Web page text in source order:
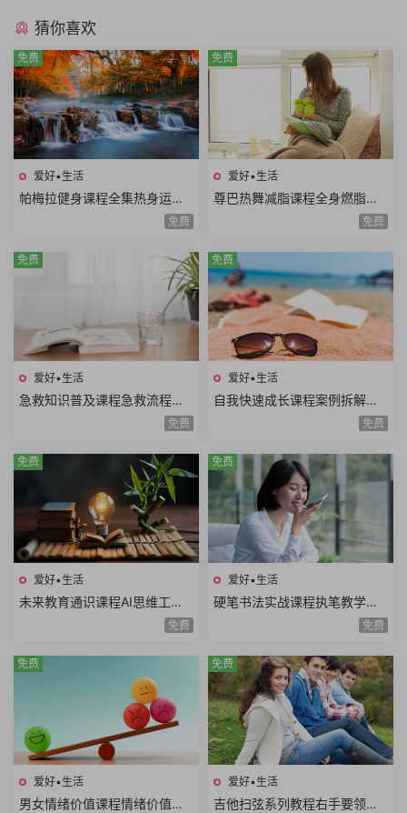
猜你喜欢
爱好•生活
帕梅拉健身课程全集热身运动
全身训练腹部训练臀腿训练舞
免费
免费
爱好•生活
尊巴热舞减脂课程全身燃脂美
胸塑型缩腰平腹提臀塑腿Zumb
免费
免费
爱好•生活
急救知识普及课程急救流程心
肺复苏哮喘发作止血包扎急性
免费
免费
爱好•生活
自我快速成长课程案例拆解职
场学习生活场景高效成长方法
免费
免费
爱好•生活
未来教育通识课程AI思维工程
思维系统思维美学思维熵增思
维哲学思维概率思维51课时
免费
免费
爱好•生活
硬笔书法实战课程执笔教学基
本笔画偏旁部首间架结构例字
免费
免费
爱好•生活
男女情绪价值课程情绪价值需
免费
爱好•生活
吉他扫弦系列教程右手要领变
免费